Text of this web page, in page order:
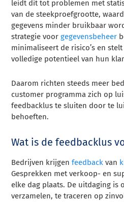
leidt dit tot problemen met
van de steekproefgrootte,
gegevens minder bruikbaar
strategie voorgegevensbeheer
minimaliseert de risico’s en
volledige potentieel van hun
Daarom richten steeds meer
customer programma zich op
feedbacklus te sluiten door te
behoeften.
Wat is de feedbacklus
Bedrijven krijgenfeedback van
Gesprekken met verkoop- en
elke dag plaats. De uitdaging is
verzamelen, te traceren op